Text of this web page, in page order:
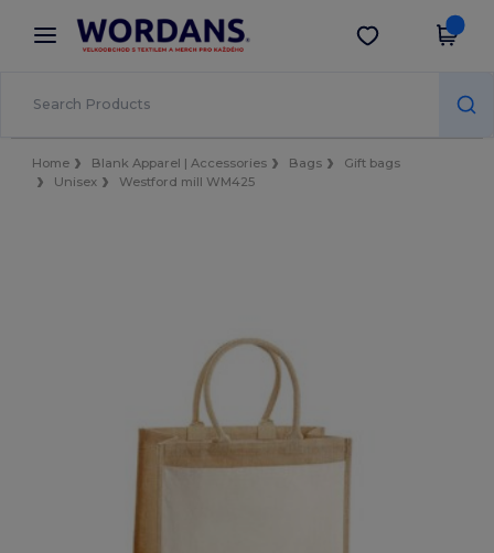
× Aplikace Wordans
Lepší ceny v aplikaci!
Stáhnout app
Home Blank Apparel | Accessories Bags
Gift bags
Unisex
Westford mill WM425